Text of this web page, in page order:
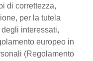
di correttezza,
per la tutela
interessati,
europeo in
(Regolamento